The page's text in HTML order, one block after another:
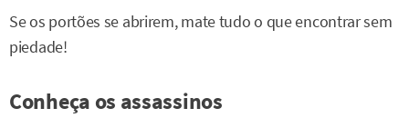
Se os portões se abrirem, mate tudo o que encontrar sem
piedade!
Conheça os assassinos